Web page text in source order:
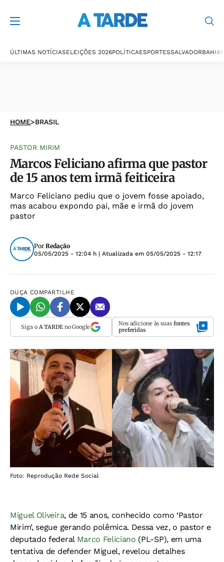
ÚLTIMAS NOTÍCIASELEIÇÕES 2026POLÍTICAESPORTESSALVADORBAHIA
HOME>BRASIL
PASTOR MIRIM
Marcos Feliciano afirma que pastor
de 15 anos tem irmã feiticeira
Marco Feliciano pediu que o jovem fosse apoiado,
mas acabou expondo pai, mãe e irmã do jovem
pastor
Por Redação
05/05/2025 - 12:04 h | Atualizada em 05/05/2025 - 12:17
OUÇA COMPARTILHE
Siga o A TARDEno Google Nos adicione às suas fontes
preferidas
Foto: Reprodução Rede Social
Miguel Oliveira, de 15 anos, conhecido como ‘Pastor
Mirim’, segue gerando polêmica. Dessa vez, o pastor e
deputado federal Marco Feliciano (PL-SP), em uma
tentativa de defender Miguel, revelou detalhes